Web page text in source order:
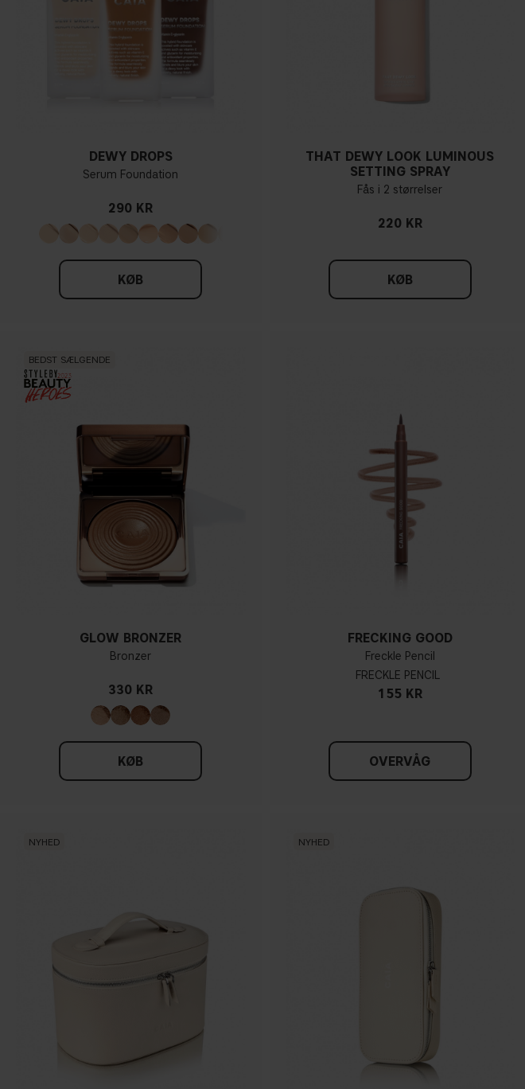
DEWY DROPS
Serum Foundation
290 KR
KØB
THAT DEWY LOOK LUMINOUS
SETTING SPRAY
Fås i 2 størrelser
220 KR
KØB
BEDST SÆLGENDE
GLOW BRONZER
Bronzer
330 KR
KØB
FRECKING GOOD
Freckle Pencil
FRECKLE PENCIL
155 KR
OVERVÅG
NYHED NYHED